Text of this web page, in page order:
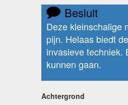
Besluit
Deze kleinschalige
pijn. Helaas biedt
invasieve techniek.
kunnen gaan.
Achtergrond